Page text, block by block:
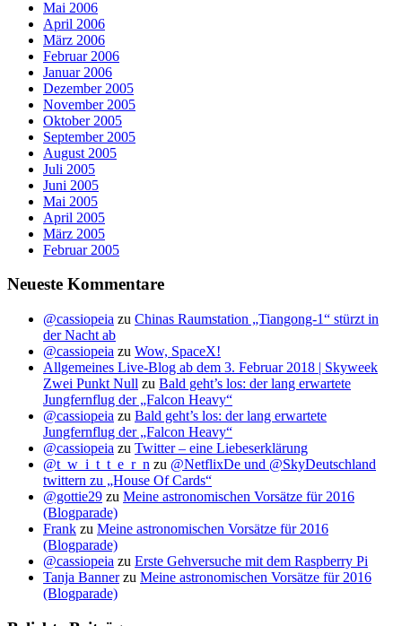
Mai 2006
April 2006
März 2006
Februar 2006
Januar 2006
Dezember 2005
November 2005
Oktober 2005
September 2005
August 2005
Juli 2005
Juni 2005
Mai 2005
April 2005
März 2005
Februar 2005
Neueste Kommentare
@cassiopeia zu Chinas Raumstation „Tiangong-1“ stürzt in
der Nacht ab
@cassiopeia zu Wow, SpaceX!
Allgemeines Live-Blog ab dem 3. Februar 2018 | Skyweek
Zwei Punkt Null zu Bald geht’s los: der lang erwartete
Jungfernflug der „Falcon Heavy“
@cassiopeia zu Bald geht’s los: der lang erwartete
Jungfernflug der „Falcon Heavy“
@cassiopeia zu Twitter – eine Liebeserklärung
@t_w_i_t_t_e_r_n zu @NetflixDe und @SkyDeutschland
twittern zu „House Of Cards“
@gottie29 zu Meine astronomischen Vorsätze für 2016
(Blogparade)
Frank zu Meine astronomischen Vorsätze für 2016
(Blogparade)
@cassiopeia zu Erste Gehversuche mit dem Raspberry Pi
Tanja Bannerzu Meine astronomischen Vorsätze für 2016
(Blogparade)